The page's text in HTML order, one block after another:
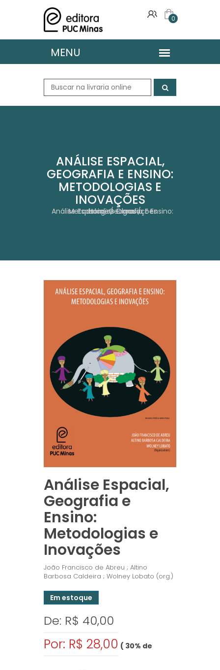
0
ANÁLISE ESPACIAL,
GEOGRAFIA E ENSINO:
METODOLOGIAS E
INOVAÇÕES
Home Obras
Análise Espacial, Geografia E Ensino: Metodologias E Inovações
Análise Espacial,
Geografia e
Ensino:
Metodologias e
Inovações
João Francisco de Abreu ; Altino
Barbosa Caldeira ; Wolney Lobato (org.)
Em estoque
De: R$ 40,00
Por: R$ 28,00 ( 30% de